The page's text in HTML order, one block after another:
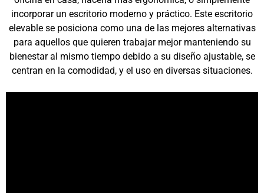
incorporar un escritorio moderno y práctico. Este escritorio
elevable se posiciona como una de las mejores alternativas
para aquellos que quieren trabajar mejor manteniendo su
bienestar al mismo tiempo debido a su diseño ajustable, se
centran en la comodidad, y el uso en diversas situaciones.